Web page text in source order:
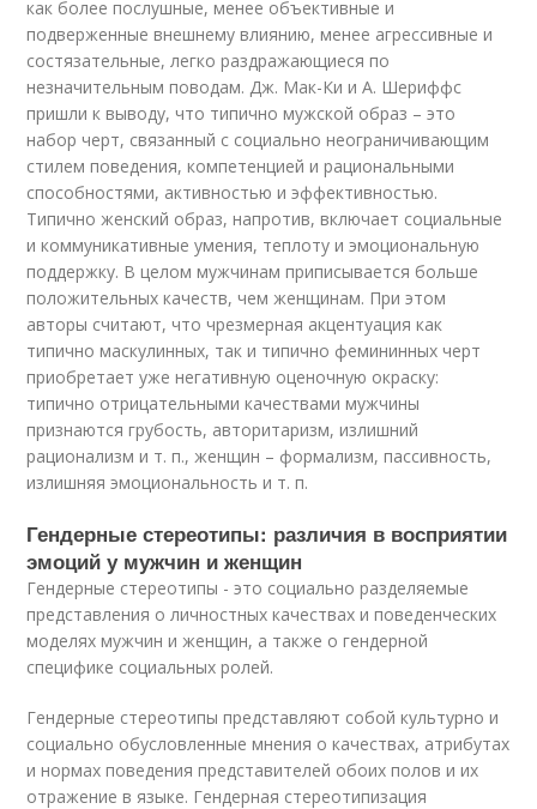
как более послушные, менее объективные и
подверженные внешнему влиянию, менее агрессивные и
состязательные, легко раздражающиеся по
незначительным поводам. Дж. Мак-Ки и А. Шериффс
пришли к выводу, что типично мужской образ – это
набор черт, связанный с социально неограничивающим
стилем поведения, компетенцией и рациональными
способностями, активностью и эффективностью.
Типично женский образ, напротив, включает социальные
и коммуникативные умения, теплоту и эмоциональную
поддержку. В целом мужчинам приписывается больше
положительных качеств, чем женщинам. При этом
авторы считают, что чрезмерная акцентуация как
типично маскулинных, так и типично фемининных черт
приобретает уже негативную оценочную окраску:
типично отрицательными качествами мужчины
признаются грубость, авторитаризм, излишний
рационализм и т. п., женщин – формализм, пассивность,
излишняя эмоциональность и т. п.
Гендерные стереотипы: различия в восприятии
эмоций у мужчин и женщин
Гендерные стереотипы - это социально разделяемые
представления о личностных качествах и поведенческих
моделях мужчин и женщин, а также о гендерной
специфике социальных ролей.
Гендерные стереотипы представляют собой культурно и
социально обусловленные мнения о качествах, атрибутах
и нормах поведения представителей обоих полов и их
отражение в языке. Гендерная стереотипизация